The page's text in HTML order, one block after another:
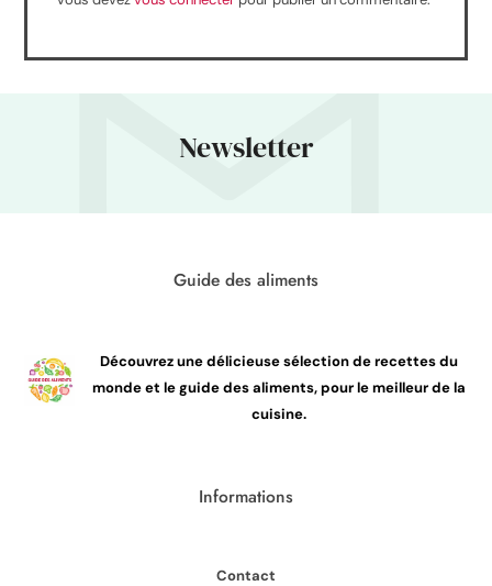
Newsletter
Guide des aliments
Découvrez une délicieuse sélection de recettes du
monde et le guide des aliments, pour le meilleur de la
cuisine.
Informations
Contact